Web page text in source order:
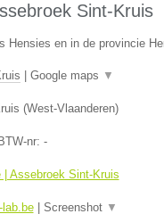
Sint-Kruis
Hensies en in de provincie
Google maps ▼
(West-Vlaanderen)
nr: -
| Assebroek Sint-Kruis
lab.be| Screenshot ▼